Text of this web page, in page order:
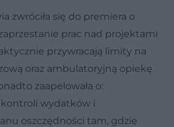
zwróciła się do premiera o
prac nad projektami
przywracają limity na
oraz ambulatoryjną opiekę
zaapelowała o:
wydatków i
oszczędności tam, gdzie